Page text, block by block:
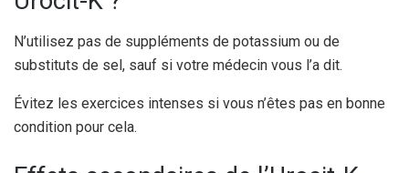
N’utilisez pas de suppléments de potassium ou de
substituts de sel, sauf si votre médecin vous l’a dit.
Évitez les exercices intenses si vous n’êtes pas en bonne
condition pour cela.